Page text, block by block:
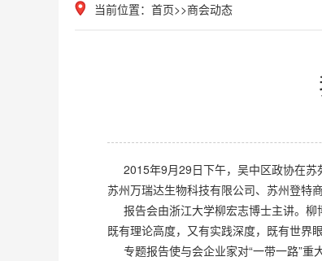
当前位置： 首页>>商会动态
2015年9月29日下午，吴中区政协在
苏州万瑞达生物科技有限公司、苏州登特
报告会由浙江大学柳宏志博士主讲。柳
既有理论高度，又有实践深度，既有世界
专题报告使与会企业家对“一带一路”重